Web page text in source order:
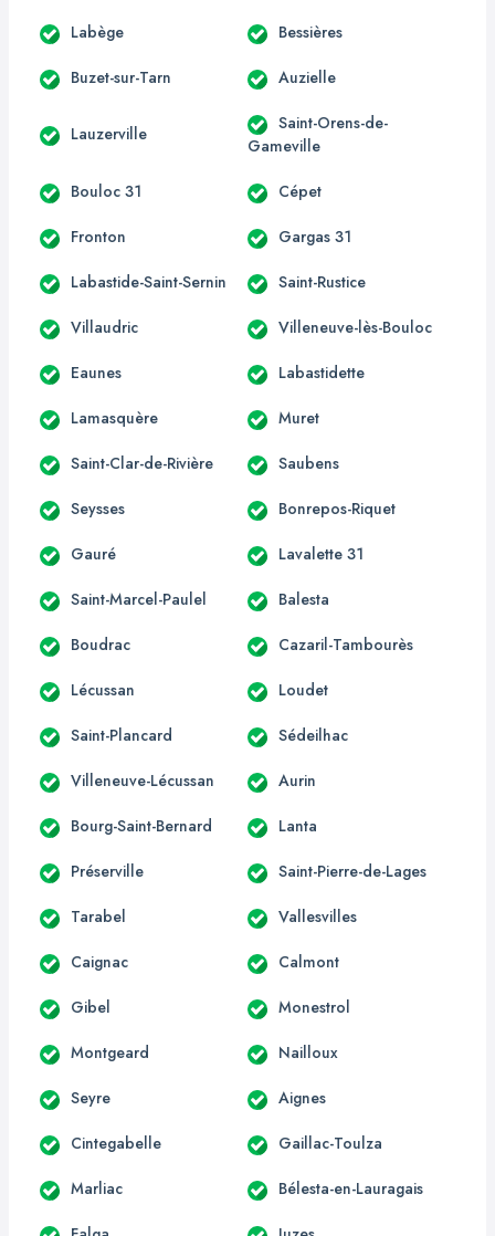
Labège Bessières
Buzet-sur-Tarn Auzielle
Lauzerville
Saint-Orens-de-
Gameville
Bouloc 31 Cépet
Fronton Gargas 31
Labastide-Saint-Sernin Saint-Rustice
Villaudric Villeneuve-lès-Bouloc
Eaunes Labastidette
Lamasquère Muret
Saint-Clar-de-Rivière Saubens
Seysses Bonrepos-Riquet
Gauré Lavalette 31
Saint-Marcel-Paulel Balesta
Boudrac Cazaril-Tambourès
Lécussan Loudet
Saint-Plancard Sédeilhac
Villeneuve-Lécussan Aurin
Bourg-Saint-Bernard Lanta
Préserville Saint-Pierre-de-Lages
Tarabel Vallesvilles
Caignac Calmont
Gibel Monestrol
Montgeard Nailloux
Seyre Aignes
Cintegabelle Gaillac-Toulza
Marliac Bélesta-en-Lauragais